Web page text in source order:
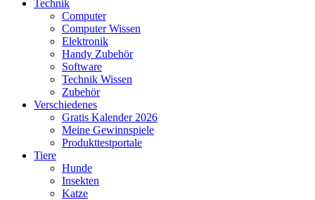
Technik
Computer
Computer Wissen
Elektronik
Handy Zubehör
Software
Technik Wissen
Zubehör
Verschiedenes
Gratis Kalender 2026
Meine Gewinnspiele
Produkttestportale
Tiere
Hunde
Insekten
Katze